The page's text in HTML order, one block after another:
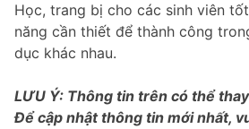
Học, trang bị cho các sinh viên
năng cần thiết để thành công
dục khác nhau.
LƯU Ý: Thông tin trên có thể
Để cập nhật thông tin mới nhất,